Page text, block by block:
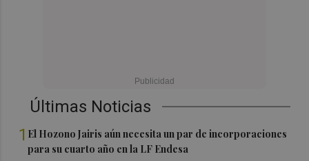
Últimas Noticias
1 El Hozono Jairis aún necesita un par de incorporaciones
para su cuarto año en la LF Endesa